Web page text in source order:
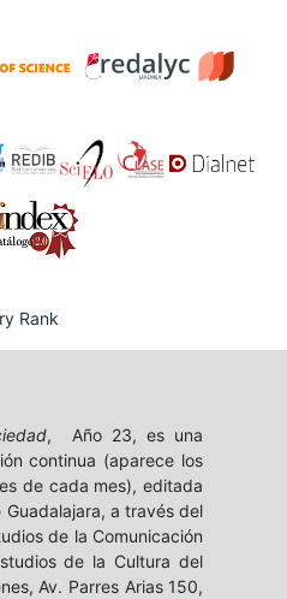
, Año 23, es una
continua (aparece los
de cada mes), editada
a través del
de la Comunicación
de la Cultura del
Av. Parres Arias 150,